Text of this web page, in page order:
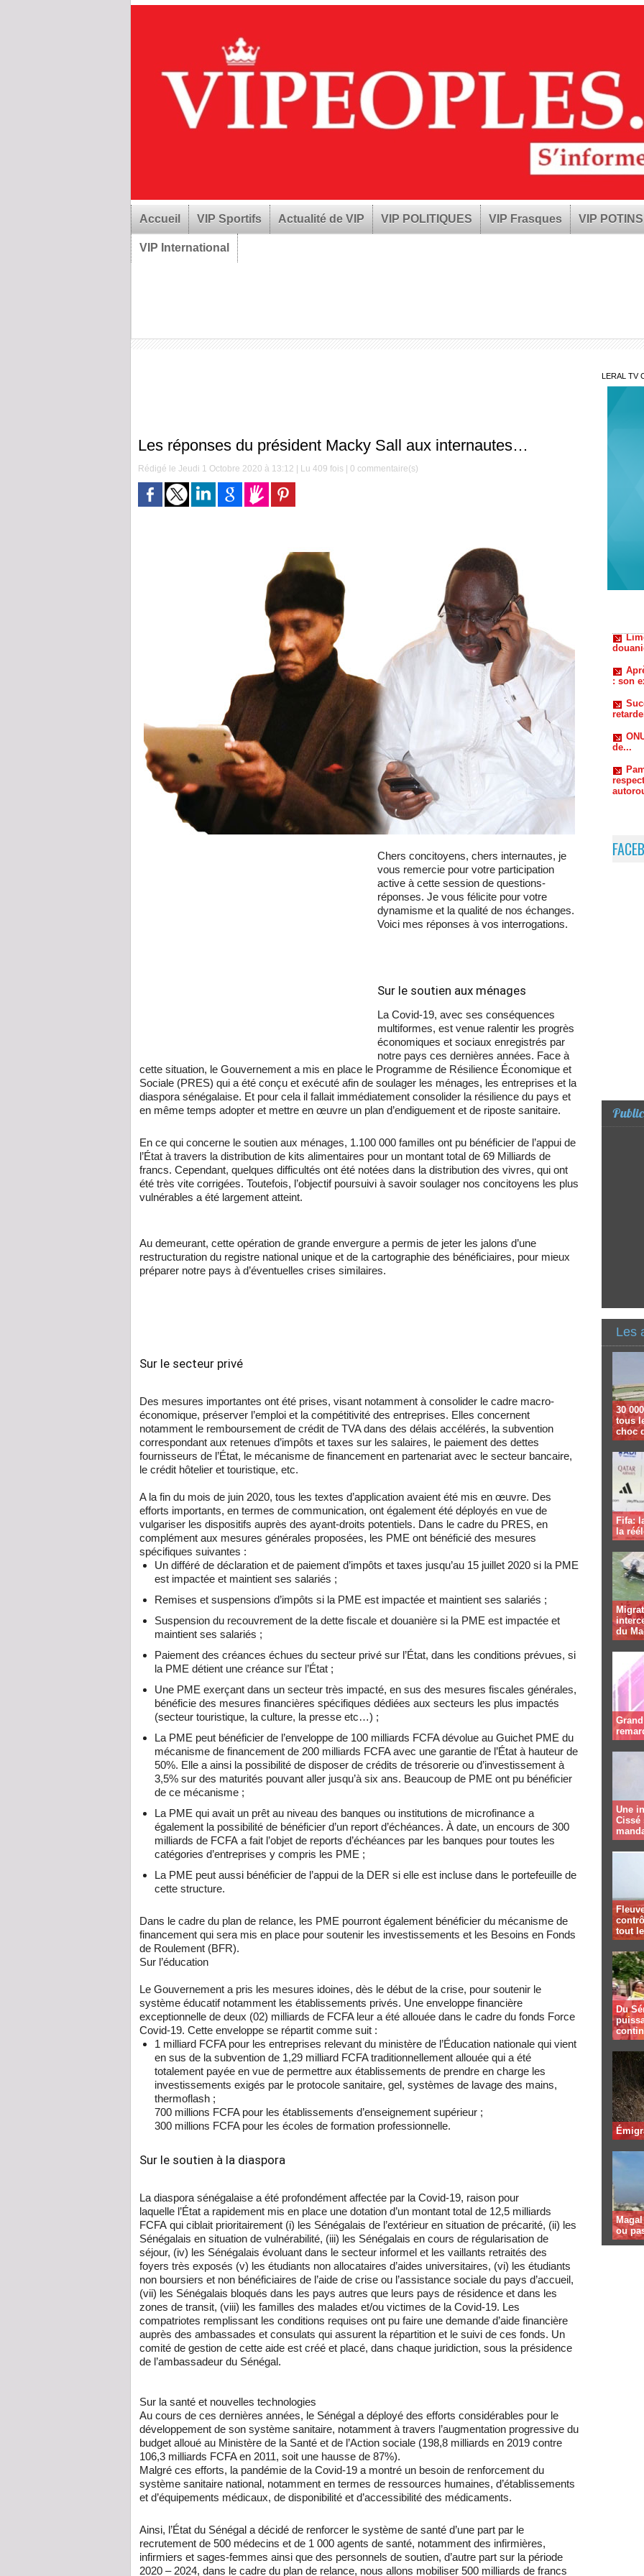
Accueil VIP Sportifs Actualité de VIP VIP POLITIQUES VIP Frasques VIP POTINS
VIP International
Les réponses du président Macky Sall aux internautes…
Rédigé le Jeudi 1 Octobre 2020 à 13:12 | Lu 409 fois | 0 commentaire(s)
Chers concitoyens, chers internautes, je
vous remercie pour votre participation
active à cette session de questions-
réponses. Je vous félicite pour votre
dynamisme et la qualité de nos échanges.
Voici mes réponses à vos interrogations.
Sur le soutien aux ménages
La Covid-19, avec ses conséquences
multiformes, est venue ralentir les progrès
économiques et sociaux enregistrés par
notre pays ces dernières années. Face à
cette situation, le Gouvernement a mis en place le Programme de Résilience Économique et
Sociale (PRES) qui a été conçu et exécuté afin de soulager les ménages, les entreprises et la
diaspora sénégalaise. Et pour cela il fallait immédiatement consolider la résilience du pays et
en même temps adopter et mettre en œuvre un plan d’endiguement et de riposte sanitaire.
En ce qui concerne le soutien aux ménages, 1.100 000 familles ont pu bénéficier de l’appui de
l’État à travers la distribution de kits alimentaires pour un montant total de 69 Milliards de
francs. Cependant, quelques difficultés ont été notées dans la distribution des vivres, qui ont
été très vite corrigées. Toutefois, l’objectif poursuivi à savoir soulager nos concitoyens les plus
vulnérables a été largement atteint.
Au demeurant, cette opération de grande envergure a permis de jeter les jalons d’une
restructuration du registre national unique et de la cartographie des bénéficiaires, pour mieux
préparer notre pays à d’éventuelles crises similaires.
Sur le secteur privé
Des mesures importantes ont été prises, visant notamment à consolider le cadre macro-
économique, préserver l’emploi et la compétitivité des entreprises. Elles concernent
notamment le remboursement de crédit de TVA dans des délais accélérés, la subvention
correspondant aux retenues d’impôts et taxes sur les salaires, le paiement des dettes
fournisseurs de l’État, le mécanisme de financement en partenariat avec le secteur bancaire,
le crédit hôtelier et touristique, etc.
A la fin du mois de juin 2020, tous les textes d’application avaient été mis en œuvre. Des
efforts importants, en termes de communication, ont également été déployés en vue de
vulgariser les dispositifs auprès des ayant-droits potentiels. Dans le cadre du PRES, en
complément aux mesures générales proposées, les PME ont bénéficié des mesures
spécifiques suivantes :
Un différé de déclaration et de paiement d’impôts et taxes jusqu’au 15 juillet 2020 si la PME
est impactée et maintient ses salariés ;
Remises et suspensions d’impôts si la PME est impactée et maintient ses salariés ;
Suspension du recouvrement de la dette fiscale et douanière si la PME est impactée et
maintient ses salariés ;
Paiement des créances échues du secteur privé sur l’État, dans les conditions prévues, si
la PME détient une créance sur l’État ;
Une PME exerçant dans un secteur très impacté, en sus des mesures fiscales générales,
bénéficie des mesures financières spécifiques dédiées aux secteurs les plus impactés
(secteur touristique, la culture, la presse etc…) ;
La PME peut bénéficier de l’enveloppe de 100 milliards FCFA dévolue au Guichet PME du
mécanisme de financement de 200 milliards FCFA avec une garantie de l’État à hauteur de
50%. Elle a ainsi la possibilité de disposer de crédits de trésorerie ou d’investissement à
3,5% sur des maturités pouvant aller jusqu’à six ans. Beaucoup de PME ont pu bénéficier
de ce mécanisme ;
La PME qui avait un prêt au niveau des banques ou institutions de microfinance a
également la possibilité de bénéficier d’un report d’échéances. À date, un encours de 300
milliards de FCFA a fait l’objet de reports d’échéances par les banques pour toutes les
catégories d’entreprises y compris les PME ;
La PME peut aussi bénéficier de l’appui de la DER si elle est incluse dans le portefeuille de
cette structure.
Dans le cadre du plan de relance, les PME pourront également bénéficier du mécanisme de
financement qui sera mis en place pour soutenir les investissements et les Besoins en Fonds
de Roulement (BFR).
Sur l’éducation
Le Gouvernement a pris les mesures idoines, dès le début de la crise, pour soutenir le
système éducatif notamment les établissements privés. Une enveloppe financière
exceptionnelle de deux (02) milliards de FCFA leur a été allouée dans le cadre du fonds Force
Covid-19. Cette enveloppe se répartit comme suit :
1 milliard FCFA pour les entreprises relevant du ministère de l’Éducation nationale qui vient
en sus de la subvention de 1,29 milliard FCFA traditionnellement allouée qui a été
totalement payée en vue de permettre aux établissements de prendre en charge les
investissements exigés par le protocole sanitaire, gel, systèmes de lavage des mains,
thermoflash ;
700 millions FCFA pour les établissements d’enseignement supérieur ;
300 millions FCFA pour les écoles de formation professionnelle.
Sur le soutien à la diaspora
La diaspora sénégalaise a été profondément affectée par la Covid-19, raison pour
laquelle l’État a rapidement mis en place une dotation d’un montant total de 12,5 milliards
FCFA qui ciblait prioritairement (i) les Sénégalais de l’extérieur en situation de précarité, (ii) les
Sénégalais en situation de vulnérabilité, (iii) les Sénégalais en cours de régularisation de
séjour, (iv) les Sénégalais évoluant dans le secteur informel et les vaillants retraités des
foyers très exposés (v) les étudiants non allocataires d’aides universitaires, (vi) les étudiants
non boursiers et non bénéficiaires de l’aide de crise ou l’assistance sociale du pays d’accueil,
(vii) les Sénégalais bloqués dans les pays autres que leurs pays de résidence et dans les
zones de transit, (viii) les familles des malades et/ou victimes de la Covid-19. Les
compatriotes remplissant les conditions requises ont pu faire une demande d’aide financière
auprès des ambassades et consulats qui assurent la répartition et le suivi de ces fonds. Un
comité de gestion de cette aide est créé et placé, dans chaque juridiction, sous la présidence
de l’ambassadeur du Sénégal.
Sur la santé et nouvelles technologies
Au cours de ces dernières années, le Sénégal a déployé des efforts considérables pour le
développement de son système sanitaire, notamment à travers l’augmentation progressive du
budget alloué au Ministère de la Santé et de l’Action sociale (198,8 milliards en 2019 contre
106,3 milliards FCFA en 2011, soit une hausse de 87%).
Malgré ces efforts, la pandémie de la Covid-19 a montré un besoin de renforcement du
système sanitaire national, notamment en termes de ressources humaines, d’établissements
et d’équipements médicaux, de disponibilité et d’accessibilité des médicaments.
Ainsi, l’État du Sénégal a décidé de renforcer le système de santé d’une part par le
recrutement de 500 médecins et de 1 000 agents de santé, notamment des infirmières,
infirmiers et sages-femmes ainsi que des personnels de soutien, d’autre part sur la période
2020 – 2024, dans le cadre du plan de relance, nous allons mobiliser 500 milliards de francs
LERAL TV
: son
de...
Les
30
tous
choc
Fifa:
la
du
Une
Cissé
tout
Du
ou